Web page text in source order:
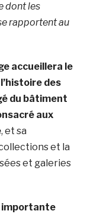
dont les
rapportent au
accueillera le
des
du bâtiment
aux
, et sa
et la
et galeries
importante